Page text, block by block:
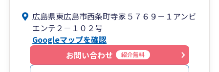
広島県東広島市西条町寺家５７６９－１アンビ
エンテ２－１０２号
Googleマップを確認
お問い合わせ
紹介無料